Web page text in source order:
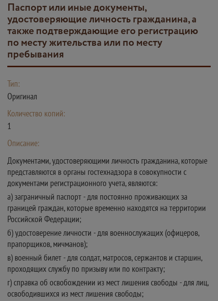
Паспорт или иные документы,
удостоверяющие личность гражданина, а
также подтверждающие его регистрацию
по месту жительства или по месту
пребывания
Тип:
Оригинал
Количество копий:
1
Описание:
Документами, удостоверяющими личность гражданина, которые
представляются в органы гостехнадзора в совокупности с
документами регистрационного учета, являются:
а) заграничный паспорт - для постоянно проживающих за
границей граждан, которые временно находятся на территории
Российской Федерации;
б) удостоверение личности - для военнослужащих (офицеров,
прапорщиков, мичманов);
в) военный билет - для солдат, матросов, сержантов и старшин,
проходящих службу по призыву или по контракту;
г) справка об освобождении из мест лишения свободы - для лиц,
освободившихся из мест лишения свободы;